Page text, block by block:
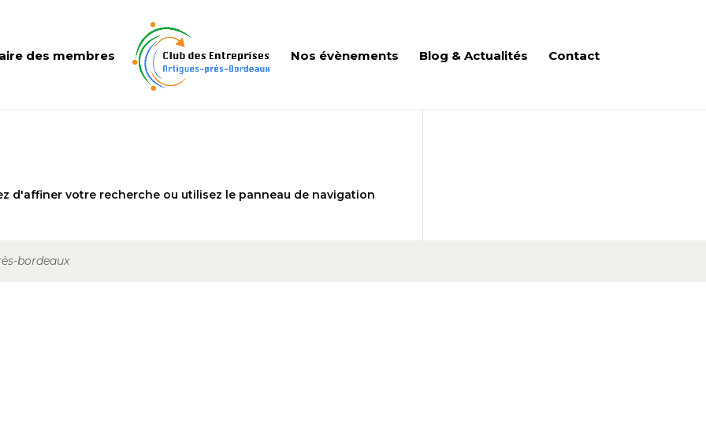
des membres Nos évènements Blog & Actualités Contact
d'affiner votre recherche ou utilisez le panneau de navigation
bordeaux